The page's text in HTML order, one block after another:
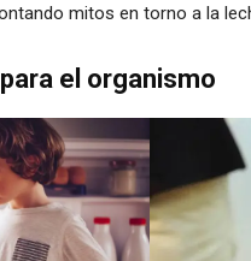
mitos en torno a la
el organismo